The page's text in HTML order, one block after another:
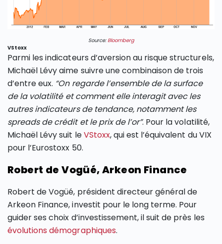
Source:Bloomberg
VStoxx
Parmi les indicateurs d’aversion au risque structurels,
Michaël Lévy aime suivre une combinaison de trois
d’entre eux. “On regarde l’ensemble de la surface
de la volatilité et comment elle interagit avec les
autres indicateurs de tendance, notamment les
spreads de crédit et le prix de l’or”. Pour la volatilité,
Michaël Lévy suit leVStoxx, qui est l’équivalent du VIX
pour l’Eurostoxx 50.
Robert de Vogüé, Arkeon Finance
Robert de Vogüé, président directeur général de
Arkeon Finance, investit pour le long terme. Pour
guider ses choix d’investissement, il suit de près les
évolutions démographiques.